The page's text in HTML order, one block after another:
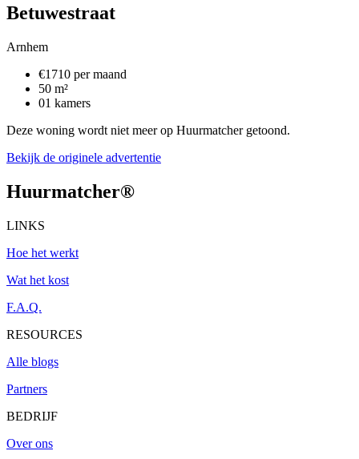
Betuwestraat
Arnhem
€1710 per maand
50 m²
01 kamers
Deze woning wordt niet meer op Huurmatcher getoond.
Bekijk de originele advertentie
Huurmatcher®
LINKS
Hoe het werkt
Wat het kost
F.A.Q.
RESOURCES
Alle blogs
Partners
BEDRIJF
Over ons